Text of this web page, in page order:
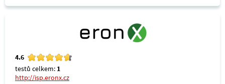
4.6
testů celkem: 1
http://isp.eronx.cz